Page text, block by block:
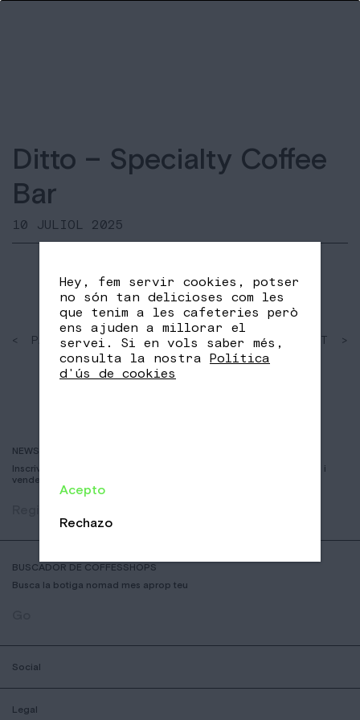
Ditto – Specialty Coffee
Bar
10 JULIOL 2025
< PAST
SHARE
FB
TW
NEXT >
NEWSLETTER
Inscriviu-vos per rebre informació sobre nous cafès, esdeveniments i
vendes
BUSCADOR DE COFFESSHOPS
Busca la botiga nomad mes aprop teu
Social
Legal
Hey, fem servir cookies, potser
no són tan delicioses com les
que tenim a les cafeteries però
ens ajuden a millorar el
servei. Si en vols saber més,
consulta la nostra Política
d'ús de cookies
Acepto
Rechazo